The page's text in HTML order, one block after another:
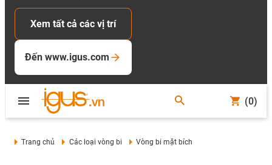
Xem tất cả các vị trí
Đến www.igus.com
(0)
Trang chủ Các loại vòng bi Vòng bi mặt bích